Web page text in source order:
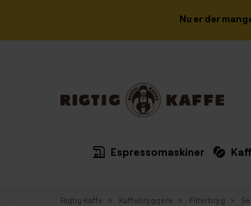
Nu er der
Espressomaskiner
Rigtig Kaffe Kaffebryggere Filterbryg